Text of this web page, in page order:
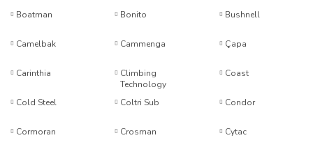
Boatman Bonito Bushnell
Camelbak Cammenga Çapa
Carinthia
Climbing
Technology
Coast
Cold Steel Coltri Sub Condor
Cormoran Crosman Cytac